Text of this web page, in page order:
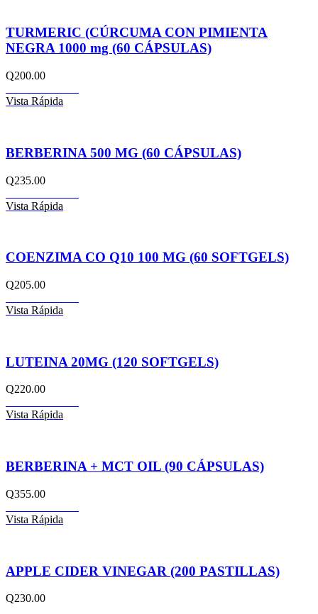
TURMERIC (CÚRCUMA CON PIMIENTA
NEGRA 1000 mg (60 CÁPSULAS)
Q200.00
Vista Rápida
BERBERINA 500 MG (60 CÁPSULAS)
Q235.00
Vista Rápida
COENZIMA CO Q10 100 MG (60 SOFTGELS)
Q205.00
Vista Rápida
LUTEINA 20MG (120 SOFTGELS)
Q220.00
Vista Rápida
BERBERINA + MCT OIL (90 CÁPSULAS)
Q355.00
Vista Rápida
APPLE CIDER VINEGAR (200 PASTILLAS)
Q230.00